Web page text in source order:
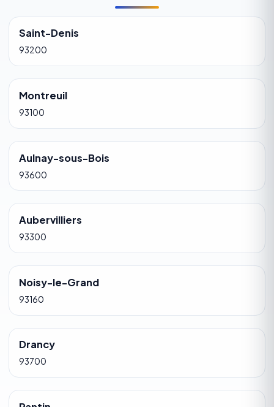
Saint-Denis
93200
Montreuil
93100
Aulnay-sous-Bois
93600
Aubervilliers
93300
Noisy-le-Grand
93160
Drancy
93700